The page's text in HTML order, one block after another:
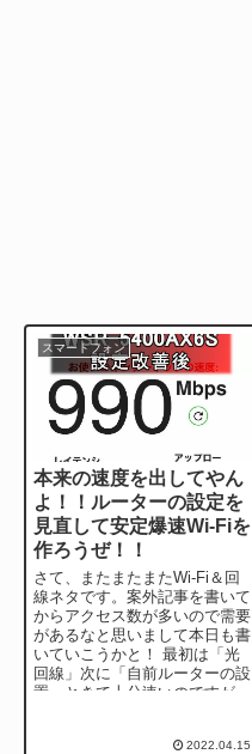
スマートフォン
本来の速度を出してやん
よ！！ルーターの設定を
見直して安定爆速Wi-Fiを
作ろうぜ！！
さて、またまたまたWi-Fi＆回
線ネタです。案外記事を書いて
からアクセス数が多いので需要
があるなと思いまして本日も書
いていこうかと！ 最初は「光
回線」次に「自前ルーターの設
置」ときて十分速いのですが、
2022.04.15